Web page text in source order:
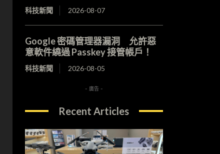
科技新聞 2026-08-07
Google 密碼管理器漏洞 允許惡
意軟件繞過 Passkey 接管帳戶！
科技新聞 2026-08-05
- 廣告 -
Recent Articles